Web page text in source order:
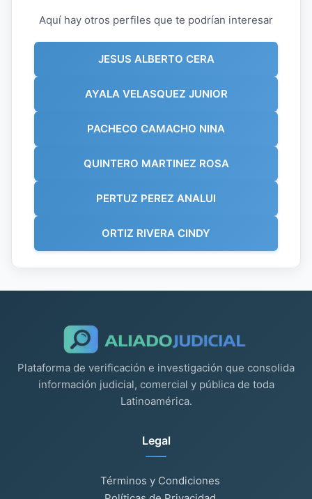
Aquí hay otros perfiles que te podrían interesar
JESUS ALBERTO CERA
AYALA VELASQUEZ JUNIOR
PACHECO CAMACHO NINA
QUINTERO MARTINEZ ROSA
PERTUZ PEREZ ANALUI
ORTIZ RIVERA CINDY
Plataforma de verificación e investigación que consolida
información judicial, comercial y pública de toda
Latinoamérica.
Legal
Términos y Condiciones